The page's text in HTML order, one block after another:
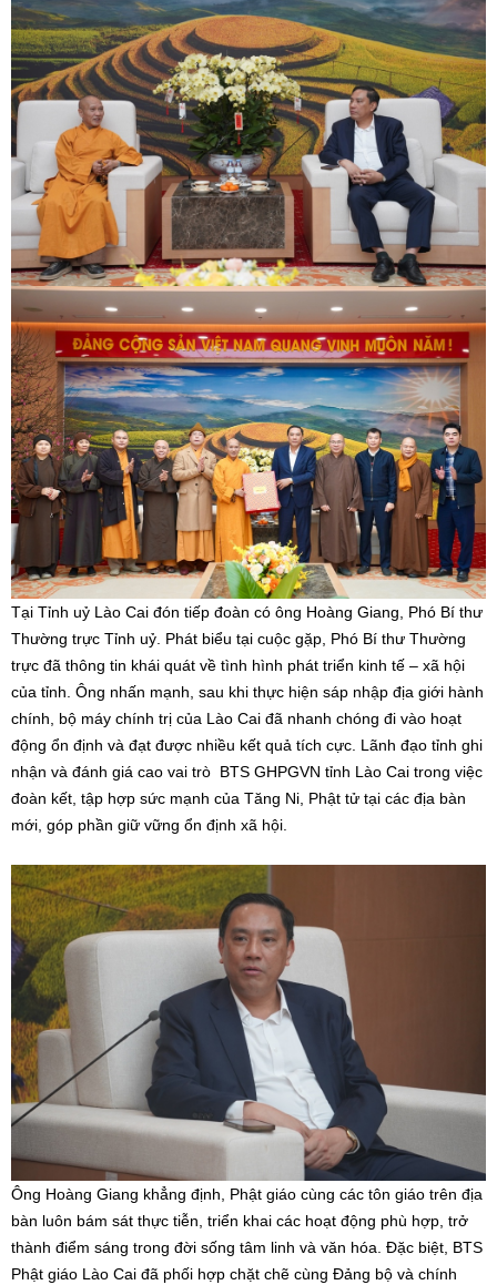
Tại Tỉnh uỷ Lào Cai đón tiếp đoàn có ông Hoàng Giang, Phó Bí thư
Thường trực Tỉnh uỷ. Phát biểu tại cuộc gặp, Phó Bí thư Thường
trực đã thông tin khái quát về tình hình phát triển kinh tế – xã hội
của tỉnh. Ông nhấn mạnh, sau khi thực hiện sáp nhập địa giới hành
chính, bộ máy chính trị của Lào Cai đã nhanh chóng đi vào hoạt
động ổn định và đạt được nhiều kết quả tích cực. Lãnh đạo tỉnh ghi
nhận và đánh giá cao vai trò BTS GHPGVN tỉnh Lào Cai trong việc
đoàn kết, tập hợp sức mạnh của Tăng Ni, Phật tử tại các địa bàn
mới, góp phần giữ vững ổn định xã hội.
Ông Hoàng Giang khẳng định, Phật giáo cùng các tôn giáo trên địa
bàn luôn bám sát thực tiễn, triển khai các hoạt động phù hợp, trở
thành điểm sáng trong đời sống tâm linh và văn hóa. Đặc biệt, BTS
Phật giáo Lào Cai đã phối hợp chặt chẽ cùng Đảng bộ và chính